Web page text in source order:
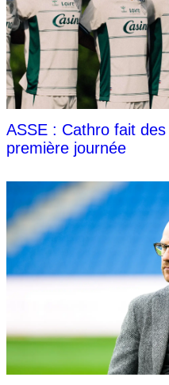
ASSE : Cathro fait
première journée